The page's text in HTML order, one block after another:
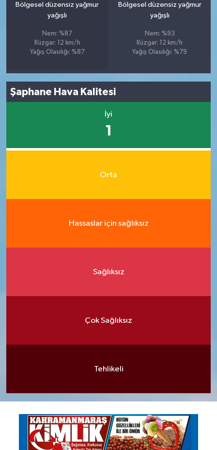
Bölgesel düzensiz yağmur
yağışlı
Nem: %87
Rüzgar: 12 km/h
Yağış Olasılığı: %87
Bölgesel düzensiz yağmur
yağışlı
Nem: %93
Rüzgar: 12 km/h
Yağış Olasılığı: %79
Şaphane Hava Kalitesi
İyi
1
Orta
Hassaslar için sağlıksız
Sağlıksız
Çok Sağlıksız
Tehlikeli